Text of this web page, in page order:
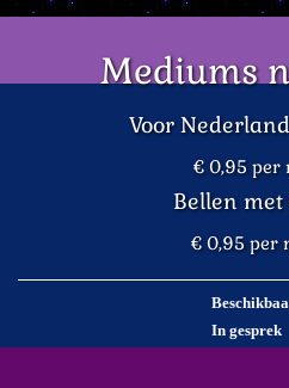
Mediums
Voor
€ 0,95 per
Bellen
€ 0,95 per
In gesprek